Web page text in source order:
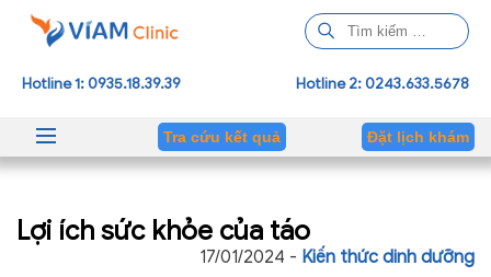
ì
m
o
Hotline 1: 0935.18.39.39 Hotline 2: 0243.633.5678
Tra cứu kết quả Đặt lịch khám
Lợi ích sức khỏe của táo
17/01/2024 - Kiến thức dinh dưỡng